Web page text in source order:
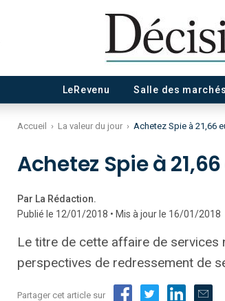
LeRevenu Salle des marchés
Accueil › La valeur du jour › Achetez Spie à 21,66
Achetez Spie à
Par La Rédaction.
Publié le 12/01/2018 • Mis à jour le 16/01/2018
Le titre de cette affaire de services
perspectives de redressement de
Partager cet article sur